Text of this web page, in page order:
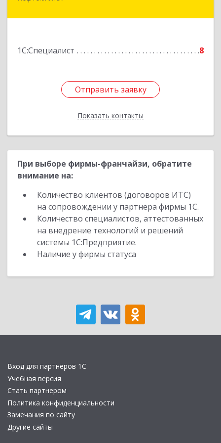
1С:Специалист 8
Отправить заявку
Показать контакты
Подробнее
Отправить заявку
Назад
При выборе фирмы-франчайзи, обратите
внимание на:
Количество клиентов (договоров ИТС)
на сопровождении у партнера фирмы 1С.
Количество специалистов, аттестованных
на внедрение технологий и решений
системы 1С:Предприятие.
Наличие у фирмы статуса
Вход для партнеров 1С
Учебная версия
Стать партнером
Политика конфиденциальности
Замечания по сайту
Другие сайты